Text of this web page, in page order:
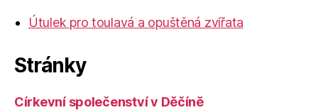
Útulek pro toulavá a opuštěná zvířata
Stránky
Církevní společenství v Děčíně